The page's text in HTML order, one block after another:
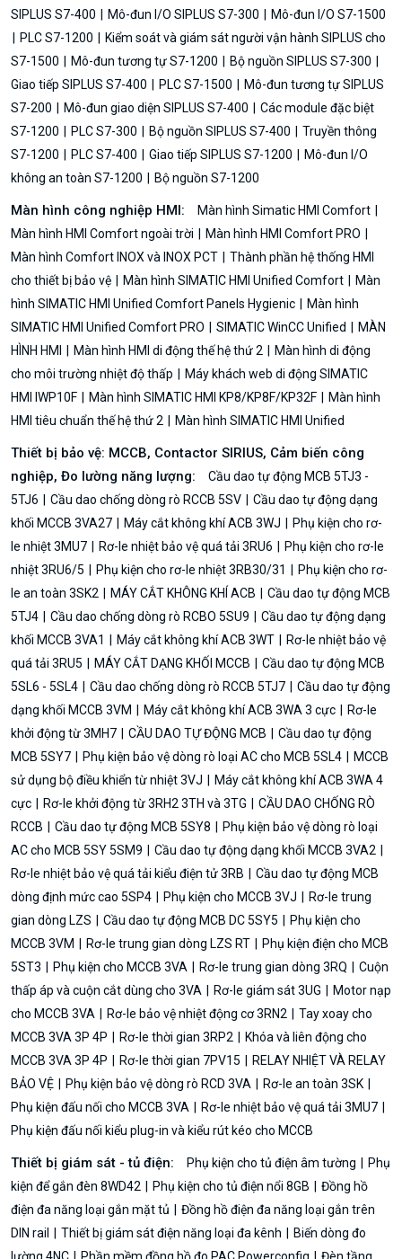
SIPLUS S7-400
Mô-đun I/O SIPLUS S7-300
Mô-đun I/O S7-1500
PLC S7-1200
Kiểm soát và giám sát người vận hành SIPLUS cho
S7-1500
Mô-đun tương tự S7-1200
Bộ nguồn SIPLUS S7-300
Giao tiếp SIPLUS S7-400
PLC S7-1500
Mô-đun tương tự SIPLUS
S7-200
Mô-đun giao diện SIPLUS S7-400
Các module đặc biệt
S7-1200
PLC S7-300 Bộ nguồn SIPLUS S7-400
Truyền thông
S7-1200
PLC S7-400 Giao tiếp SIPLUS S7-1200
Mô-đun I/O
không an toàn S7-1200
Bộ nguồn S7-1200
Màn hình công nghiệp HMI:
Màn hình Simatic HMI Comfort
Màn hình HMI Comfort ngoài trời
Màn hình HMI Comfort PRO
Màn hình Comfort INOX và INOX PCT
Thành phần hệ thống HMI
cho thiết bị bảo vệ
Màn hình SIMATIC HMI Unified Comfort
Màn
hình SIMATIC HMI Unified Comfort Panels Hygienic
Màn hình
SIMATIC HMI Unified Comfort PRO
SIMATIC WinCC Unified
MÀN
HÌNH HMI
Màn hình HMI di động thế hệ thứ 2
Màn hình di động
cho môi trường nhiệt độ thấp
Máy khách web di động SIMATIC
HMI IWP10F
Màn hình SIMATIC HMI KP8/KP8F/KP32F
Màn hình
HMI tiêu chuẩn thế hệ thứ 2
Màn hình SIMATIC HMI Unified
Thiết bị bảo vệ: MCCB, Contactor SIRIUS, Cảm biến công
nghiệp, Đo lường năng lượng:
Cầu dao tự động MCB 5TJ3 -
5TJ6
Cầu dao chống dòng rò RCCB 5SV
Cầu dao tự động dạng
khối MCCB 3VA27
Máy cắt không khí ACB 3WJ
Phụ kiện cho rơ-
le nhiệt 3MU7
Rơ-le nhiệt bảo vệ quá tải 3RU6
Phụ kiện cho rơ-le
nhiệt 3RU6/5
Phụ kiện cho rơ-le nhiệt 3RB30/31
Phụ kiện cho rơ-
le an toàn 3SK2
MÁY CẮT KHÔNG KHÍ ACB
Cầu dao tự động MCB
5TJ4
Cầu dao chống dòng rò RCBO 5SU9
Cầu dao tự động dạng
khối MCCB 3VA1
Máy cắt không khí ACB 3WT
Rơ-le nhiệt bảo vệ
quá tải 3RU5
MÁY CẮT DẠNG KHỐI MCCB
Cầu dao tự động MCB
5SL6 - 5SL4
Cầu dao chống dòng rò RCCB 5TJ7
Cầu dao tự động
dạng khối MCCB 3VM
Máy cắt không khí ACB 3WA 3 cực
Rơ-le
khởi động từ 3MH7
CẦU DAO TỰ ĐỘNG MCB
Cầu dao tự động
MCB 5SY7
Phụ kiện bảo vệ dòng rò loại AC cho MCB 5SL4
MCCB
sử dụng bộ điều khiển từ nhiệt 3VJ
Máy cắt không khí ACB 3WA 4
cực
Rơ-le khởi động từ 3RH2 3TH và 3TG
CẦU DAO CHỐNG RÒ
RCCB
Cầu dao tự động MCB 5SY8
Phụ kiện bảo vệ dòng rò loại
AC cho MCB 5SY 5SM9
Cầu dao tự động dạng khối MCCB 3VA2
Rơ-le nhiệt bảo vệ quá tải kiểu điện tử 3RB
Cầu dao tự động MCB
dòng định mức cao 5SP4
Phụ kiện cho MCCB 3VJ
Rơ-le trung
gian dòng LZS
Cầu dao tự động MCB DC 5SY5
Phụ kiện cho
MCCB 3VM
Rơ-le trung gian dòng LZS RT
Phụ kiện điện cho MCB
5ST3
Phụ kiện cho MCCB 3VA Rơ-le trung gian dòng 3RQ
Cuộn
thấp áp và cuộn cắt dùng cho 3VA
Rơ-le giám sát 3UG
Motor nạp
cho MCCB 3VA
Rơ-le bảo vệ nhiệt động cơ 3RN2
Tay xoay cho
MCCB 3VA 3P 4P
Rơ-le thời gian 3RP2
Khóa và liên động cho
MCCB 3VA 3P 4P
Rơ-le thời gian 7PV15
RELAY NHIỆT VÀ RELAY
BẢO VỆ
Phụ kiện bảo vệ dòng rò RCD 3VA
Rơ-le an toàn 3SK
Phụ kiện đấu nối cho MCCB 3VA
Rơ-le nhiệt bảo vệ quá tải 3MU7
Phụ kiện đấu nối kiểu plug-in và kiểu rút kéo cho MCCB
Thiết bị giám sát - tủ điện: Phụ kiện cho tủ điện âm tường
Phụ
kiện để gắn đèn 8WD42
Phụ kiện cho tủ điện nổi 8GB
Đồng hồ
điện đa năng loại gắn mặt tủ
Đồng hồ điện đa năng loại gắn trên
DIN rail
Thiết bị giám sát điện năng loại đa kênh
Biến dòng đo
lường 4NC
Phần mềm đồng hồ đo PAC Powerconfig Đèn tầng